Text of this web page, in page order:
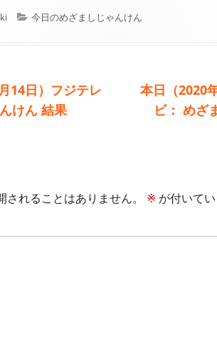
カ
ー
今日のめざましじゃんけん
14日）フジテレ
けん 結果
次
本日（2020
ビ： めざ
れることはありません。 ※ が付いて